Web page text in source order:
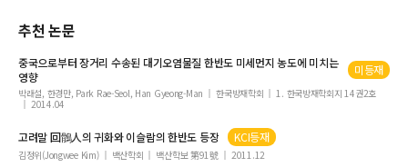
추천 논문
중국으로부터 장거리 수송된 대기오염물질 한반도미세먼지 농도에 미치는
영향
미등재
박래설, 한경만, Park Rae-Seol, Han Gyeong-Man 한국방재학회
1. 한국방재학회지 14권2호
2014.04
고려말 回鶻人의 귀화와 이슬람의한반도 등장 KCI등재
김정위(Jongwee Kim) 백산학회 백산학보 第91號 2011.12